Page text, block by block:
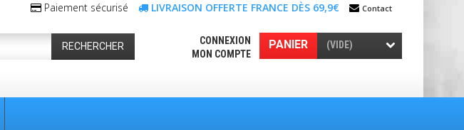
Paiement sécurisé LIVRAISON OFFERTE FRANCE DÈS 69,9€ Contact
PANIER (VIDE)
CONNEXION
MON COMPTE
RECHERCHER